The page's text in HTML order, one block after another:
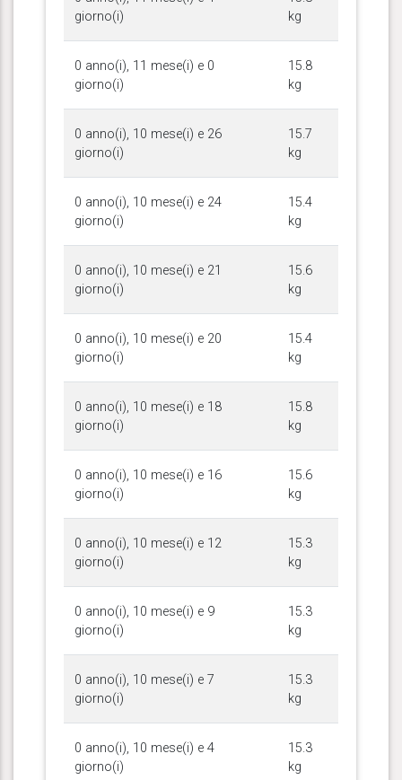
giorno(i)
kg
0 anno(i), 11 mese(i) e 0
giorno(i)
15.8
kg
0 anno(i), 10 mese(i) e 26
giorno(i)
15.7
kg
0 anno(i), 10 mese(i) e 24
giorno(i)
15.4
kg
0 anno(i), 10 mese(i) e 21
giorno(i)
15.6
kg
0 anno(i), 10 mese(i) e 20
giorno(i)
15.4
kg
0 anno(i), 10 mese(i) e 18
giorno(i)
15.8
kg
0 anno(i), 10 mese(i) e 16
giorno(i)
15.6
kg
0 anno(i), 10 mese(i) e 12
giorno(i)
15.3
kg
0 anno(i), 10 mese(i) e 9
giorno(i)
15.3
kg
0 anno(i), 10 mese(i) e 7
giorno(i)
15.3
kg
0 anno(i), 10 mese(i) e 4
giorno(i)
15.3
kg